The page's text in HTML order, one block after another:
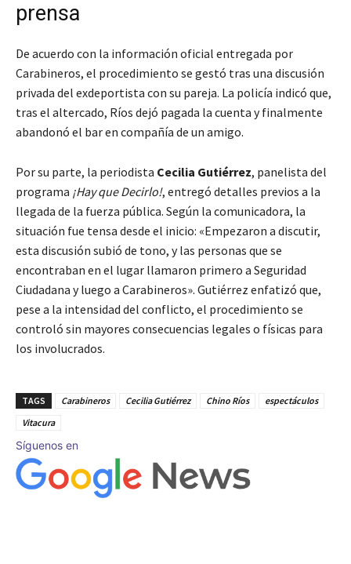
prensa
De acuerdo con la información oficial entregada por
Carabineros, el procedimiento se gestó tras una discusión
privada del exdeportista con su pareja. La policía indicó que,
tras el altercado, Ríos dejó pagada la cuenta y finalmente
abandonó el bar en compañía de un amigo.
Por su parte, la periodista Cecilia Gutiérrez, panelista del
programa ¡Hay que Decirlo!, entregó detalles previos a la
llegada de la fuerza pública. Según la comunicadora, la
situación fue tensa desde el inicio: «Empezaron a discutir,
esta discusión subió de tono, y las personas que se
encontraban en el lugar llamaron primero a Seguridad
Ciudadana y luego a Carabineros». Gutiérrez enfatizó que,
pese a la intensidad del conflicto, el procedimiento se
controló sin mayores consecuencias legales o físicas para
los involucrados.
TAGS Carabineros Cecilia Gutiérrez Chino Ríos
espectáculos
Vitacura
Síguenos en